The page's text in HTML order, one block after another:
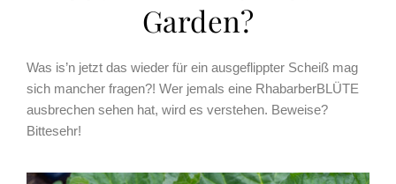
Garden?
Was is’n jetzt das wieder für ein ausgeflippter Scheiß mag
sich mancher fragen?! Wer jemals eine RhabarberBLÜTE
ausbrechen sehen hat, wird es verstehen. Beweise?
Bittesehr!